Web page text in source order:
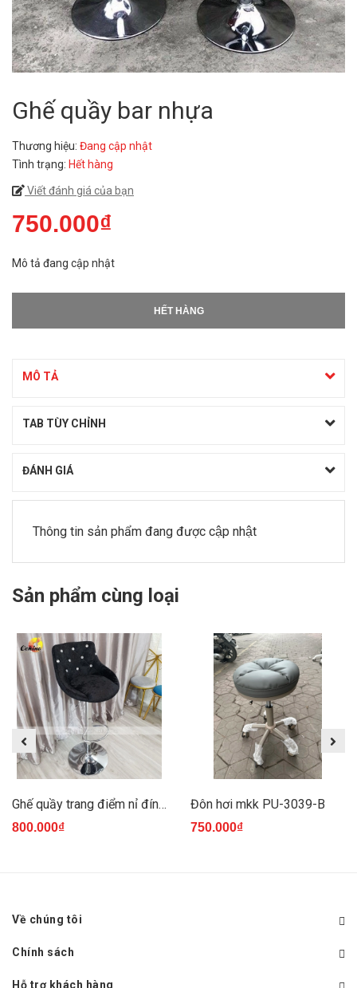
Ghế quầy bar nhựa
Thương hiệu: Đang cập nhật
Tình trạng: Hết hàng
Viết đánh giá của bạn
750.000₫
Mô tả đang cập nhật
HẾT HÀNG
MÔ TẢ
TAB TÙY CHỈNH
ĐÁNH GIÁ
Thông tin sản phẩm đang được cập nhật
Sản phẩm cùng loại
Ghế quầy trang điểm nỉ đính hạt
800.000₫
Đôn hơi mkk PU-3039-B
750.000₫
Về chúng tôi
Chính sách
Hỗ trợ khách hàng